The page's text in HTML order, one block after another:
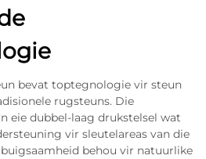
bevat toptegnologie vir steun
rugsteuns. Die
eie dubbel-laag drukstelsel wat
vir sleutelareas van die
behou vir natuurlike